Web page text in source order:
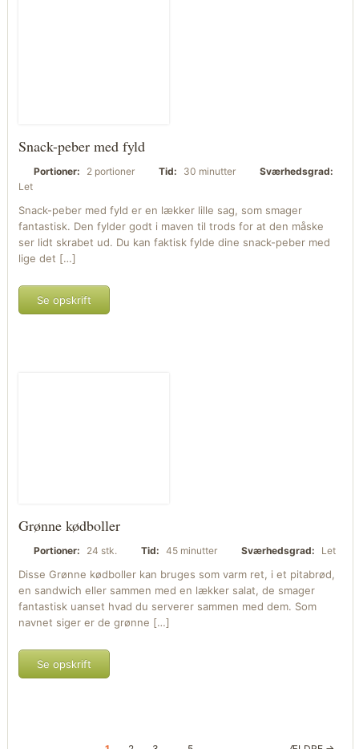
Snack-peber med fyld
Portioner: 2 portioner Tid: 30 minutter
Sværhedsgrad:
Let
Snack-peber med fyld er en lækker lille sag, som smager
fantastisk. Den fylder godt i maven til trods for at den måske
ser lidt skrabet ud. Du kan faktisk fylde dine snack-peber med
lige det […]
Se opskrift
Grønne kødboller
Portioner: 24 stk. Tid: 45 minutter Sværhedsgrad: Let
Disse Grønne kødboller kan bruges som varm ret, i et pitabrød,
en sandwich eller sammen med en lækker salat, de smager
fantastisk uanset hvad du serverer sammen med dem. Som
navnet siger er de grønne […]
Se opskrift